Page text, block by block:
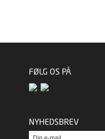
FØLG OS PÅ
NYHEDSBREV